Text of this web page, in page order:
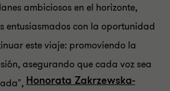
ambiciosos en el horizonte,
entusiasmados con la oportunidad
este viaje: promoviendo la
asegurando que cada voz sea
Honorata Zakrzewska-